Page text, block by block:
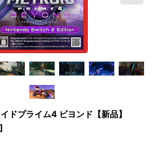
ドプライム4 ビヨンド【新品】
]